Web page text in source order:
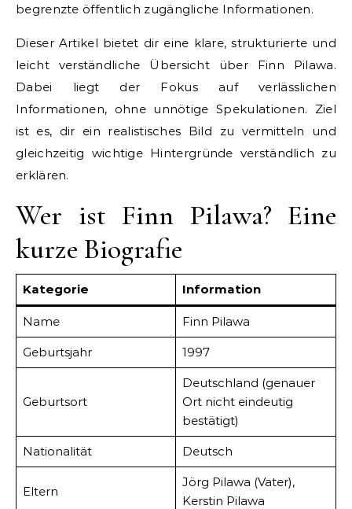
begrenzte öffentlich zugängliche Informationen.
Dieser Artikel bietet dir eine klare, strukturierte und
leicht verständliche Übersicht über Finn Pilawa.
Dabei liegt der Fokus auf verlässlichen
Informationen, ohne unnötige Spekulationen. Ziel
ist es, dir ein realistisches Bild zu vermitteln und
gleichzeitig wichtige Hintergründe verständlich zu
erklären.
Wer ist Finn Pilawa? Eine
kurze Biografie
Kategorie Information
Name Finn Pilawa
Geburtsjahr 1997
Geburtsort
Deutschland (genauer
Ort nicht eindeutig
bestätigt)
Nationalität Deutsch
Eltern
Jörg Pilawa (Vater),
Kerstin Pilawa